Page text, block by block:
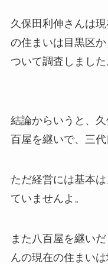
久保田利伸さんは
の住まいは目黒区
ついて調査しました
結論からいうと、
百屋を継いで、三
ただ経営には基本
ていませんよ。
また八百屋を継いだ
んの現在の住まい